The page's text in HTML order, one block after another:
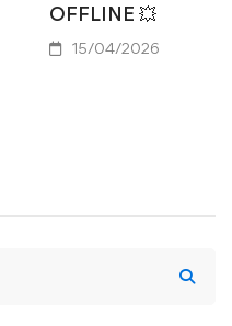
OFFLINE 💥
15/04/2026